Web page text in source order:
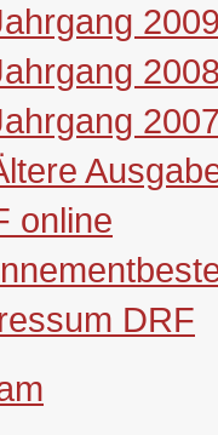
2009
2008
2007
online
DRF